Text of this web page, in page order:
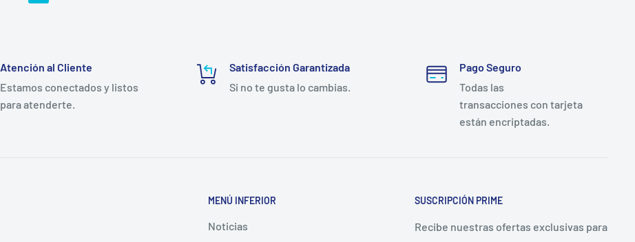
Atención al Cliente
Estamos conectados y listos
para atenderte.
Satisfacción Garantizada
Si no te gusta lo cambias.
Pago Seguro
Todas las
transacciones con tarjeta
están encriptadas.
MENÚ INFERIOR
Noticias
SUSCRIPCIÓN PRIME
Recibe nuestras ofertas exclusivas para